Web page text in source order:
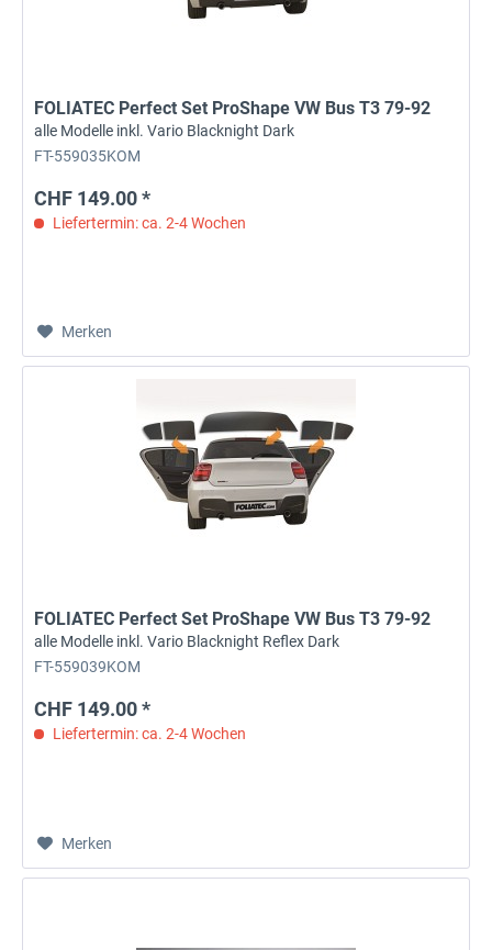
FOLIATEC Perfect Set ProShape VW Bus T3 79-92
alle Modelle inkl. Vario Blacknight Dark
FT-559035KOM
CHF 149.00 *
Liefertermin: ca. 2-4 Wochen
Merken
FOLIATEC Perfect Set ProShape VW Bus T3 79-92
alle Modelle inkl. Vario Blacknight Reflex Dark
FT-559039KOM
CHF 149.00 *
Liefertermin: ca. 2-4 Wochen
Merken